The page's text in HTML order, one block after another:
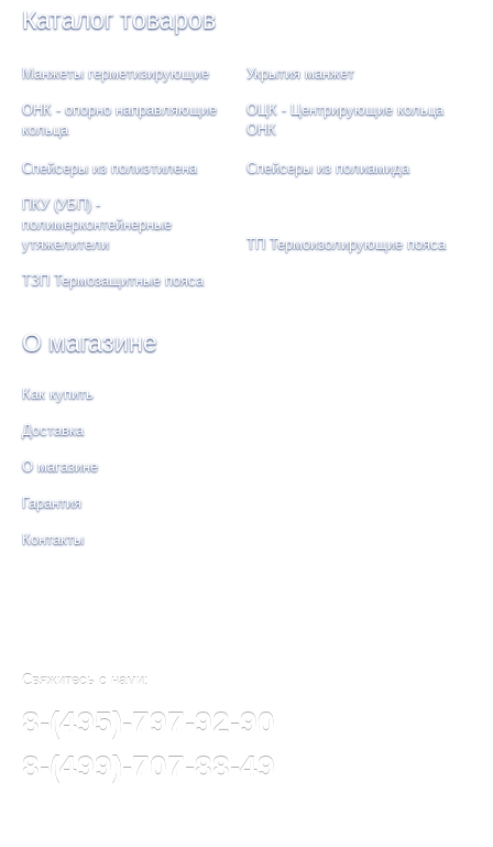
Каталог товаров
Манжеты герметизирующие Укрытия манжет
ОНК - опорно направляющие
кольца
ОЦК - Центрирующие кольца
ОНК
Спейсеры из полиэтилена Спейсеры из полиамида
ПКУ (УБП) -
полимерконтейнерные
утяжелители
ТП Термоизолирующие пояса
ТЗП Термозащитные пояса
О магазине
Как купить
Доставка
О магазине
Гарантия
Контакты
Свяжитесь с нами:
8-(495)-797-92-90
8-(499)-707-88-49